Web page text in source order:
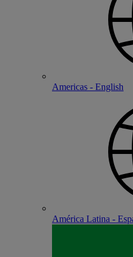
Americas - English
América Latina -